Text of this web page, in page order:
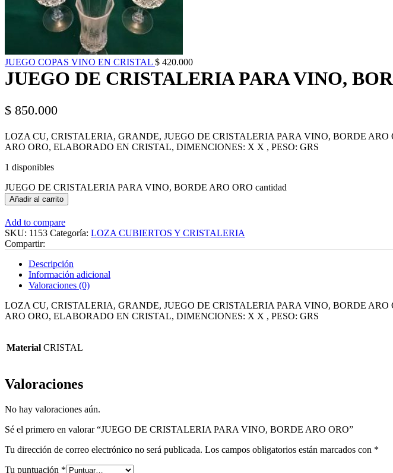
JUEGO COPAS VINO EN CRISTAL $ 420.000
JUEGO DE CRISTALERIA PARA VINO,
$ 850.000
LOZA CU, CRISTALERIA, GRANDE, JUEGO DE CRISTALERIA PARA VINO, BORDE
ARO ORO, ELABORADO EN CRISTAL, DIMENCIONES: X X , PESO: GRS
1 disponibles
JUEGO DE CRISTALERIA PARA VINO, BORDE ARO ORO cantidad
Añadir al carrito
Add to compare
SKU: 1153 Categoría: LOZA CUBIERTOS Y CRISTALERIA
Compartir:
Descripción
Información adicional
Valoraciones (0)
LOZA CU, CRISTALERIA, GRANDE, JUEGO DE CRISTALERIA PARA VINO, BORDE
ARO ORO, ELABORADO EN CRISTAL, DIMENCIONES: X X , PESO: GRS
Material CRISTAL
Valoraciones
No hay valoraciones aún.
Sé el primero en valorar “JUEGO DE CRISTALERIA PARA VINO, BORDE ARO ORO”
Tu dirección de correo electrónico no será publicada. Los campos obligatorios están marcados con *
Tu puntuación *